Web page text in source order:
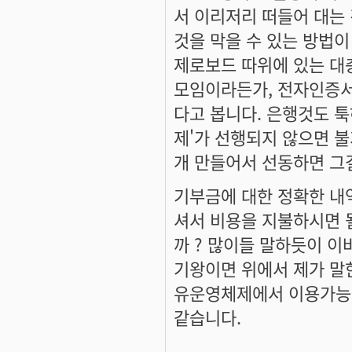
서 이리저리 떠들어 대
것을 막을 수 있는 방법
제로보드 따위에 있는
모임이라든가, 전자인증
다고 봅니다. 은행것도
제'가 선행되지 않으면
개 만들어서 선동하면
기부금에 대한 정확한
셔서 비용을 지불하시면
까 ? 많이들 말하듯이 이
기왕이면 위에서 제가
유운영체제에서 이용가
같습니다.